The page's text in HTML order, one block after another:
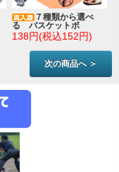
７種類から選べ
る バスケットボ
138円(税込152円)
次の商品へ ＞